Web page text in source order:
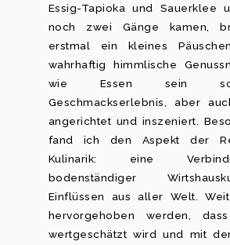
Essig-Tapioka und Sauerklee
noch zwei Gänge kamen,
erstmal ein kleines
wahrhaftig himmlische
wie Essen sein
Geschmackserlebnis, aber
angerichtet und inszeniert.
fand ich den Aspekt der
Kulinarik: eine
bodenständiger
Einflüssen aus aller Welt.
hervorgehoben werden,
wertgeschätzt wird und mit